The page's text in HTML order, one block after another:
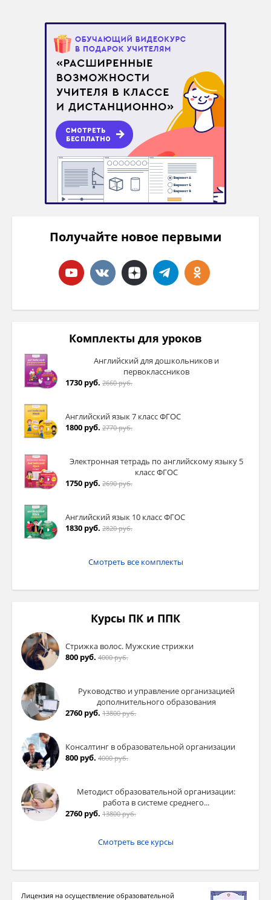
Получайте новое первыми
Комплекты для уроков
Английский для дошкольников и
первоклассников
1730 руб. 2660 руб.
Английский язык 7 класс ФГОС
1800 руб. 2770 руб.
Электронная тетрадь по английскому языку 5
класс ФГОС
1750 руб. 2690 руб.
Английский язык 10 класс ФГОС
1830 руб. 2820 руб.
Смотреть все комплекты
Курсы ПК и ППК
Стрижка волос. Мужские стрижки
800 руб. 4000 руб.
Руководство и управление организацией
дополнительного образования
2760 руб. 13800 руб.
Консалтинг в образовательной организации
800 руб. 4000 руб.
Методист образовательной организации:
работа в системе среднего...
2760 руб. 13800 руб.
Смотреть все курсы
Лицензия на осуществление образовательной